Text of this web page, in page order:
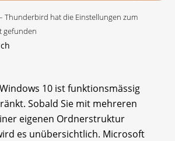
Thunderbird hat die Einstellungen zum
gefunden
10 ist funktionsmässig
Sobald Sie mit mehreren
eigenen Ordnerstruktur
es unübersichtlich. Microsoft